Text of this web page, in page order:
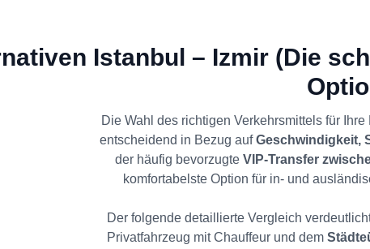
Istanbul – Izmir (Die
Die Wahl des richtigen Verkehrsmittels für
entscheidend in Bezug aufGeschwindigkeit,
der häufig bevorzugte VIP-Transfer
komfortabelste Option für in- und
Der folgende detaillierte Vergleich
Privatfahrzeug mit Chauffeur und dem